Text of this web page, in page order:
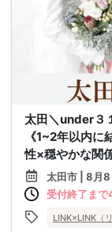
太田＼under３
《1~2年以内
性×穏やかな関
太田市 | 8月
受付終了まで
LINK×LINK（